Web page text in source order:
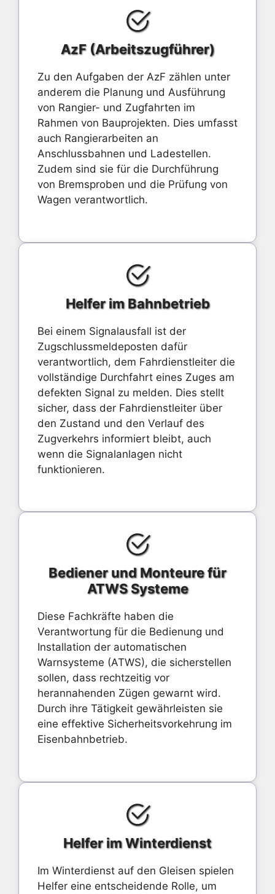
AzF (Arbeitszugführer)
Zu den Aufgaben der AzF zählen unter
anderem die Planung und Ausführung
von Rangier- und Zugfahrten im
Rahmen von Bauprojekten. Dies umfasst
auch Rangierarbeiten an
Anschlussbahnen und Ladestellen.
Zudem sind sie für die Durchführung
von Bremsproben und die Prüfung von
Wagen verantwortlich.
Helfer im Bahnbetrieb
Bei einem Signalausfall ist der
Zugschlussmeldeposten dafür
verantwortlich, dem Fahrdienstleiter die
vollständige Durchfahrt eines Zuges am
defekten Signal zu melden. Dies stellt
sicher, dass der Fahrdienstleiter über
den Zustand und den Verlauf des
Zugverkehrs informiert bleibt, auch
wenn die Signalanlagen nicht
funktionieren.
Bediener und Monteure für
ATWS Systeme
Diese Fachkräfte haben die
Verantwortung für die Bedienung und
Installation der automatischen
Warnsysteme (ATWS), die sicherstellen
sollen, dass rechtzeitig vor
herannahenden Zügen gewarnt wird.
Durch ihre Tätigkeit gewährleisten sie
eine effektive Sicherheitsvorkehrung im
Eisenbahnbetrieb.
Helfer im Winterdienst
Im Winterdienst auf den Gleisen spielen
Helfer eine entscheidende Rolle, um